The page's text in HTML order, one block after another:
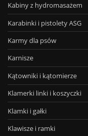
Kabiny z hydromasażem
Karabinki i pistolety ASG
Karmy dla psów
Karnisze
Kątowniki i kątomierze
Klamerki linki i koszyczki
Klamki i gałki
Klawisze i ramki